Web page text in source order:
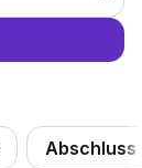
Abschluss